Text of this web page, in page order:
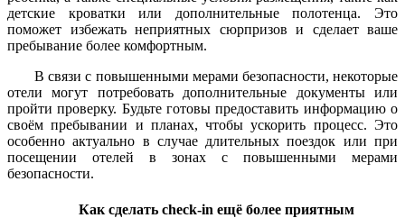
детские кроватки или дополнительные полотенца. Это
поможет избежать неприятных сюрпризов и сделает ваше
пребывание более комфортным.
В связи с повышенными мерами безопасности, некоторые
отели могут потребовать дополнительные документы или
пройти проверку. Будьте готовы предоставить информацию о
своём пребывании и планах, чтобы ускорить процесс. Это
особенно актуально в случае длительных поездок или при
посещении отелей в зонах с повышенными мерами
безопасности.
Как сделать check-in ещё более приятным